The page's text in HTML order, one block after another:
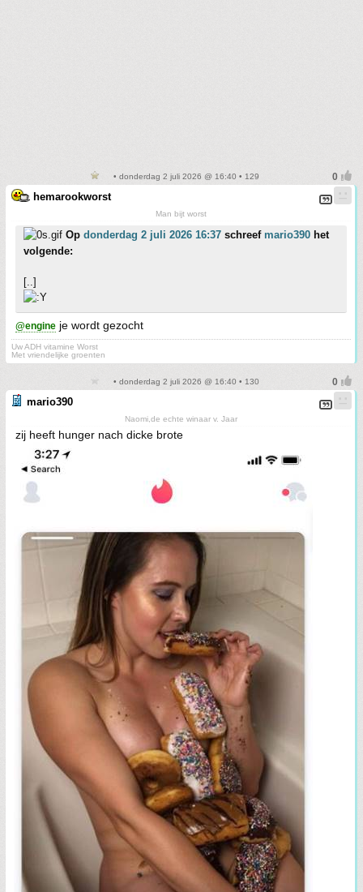
• donderdag 2 juli 2026 @ 16:40 • 129
hemarookworst
Man bijt worst
Op donderdag 2 juli 2026 16:37 schreef mario390 het
volgende:
[..]
@engine je wordt gezocht
Uw ADH vitamine Worst
Met vriendelijke groenten
• donderdag 2 juli 2026 @ 16:40 • 130
mario390
Naomi,de echte winaar v. Jaar
zij heeft hunger nach dicke brote